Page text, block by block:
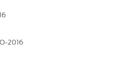
2016